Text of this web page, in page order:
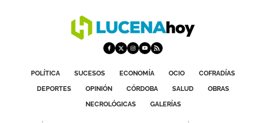
POLÍTICA SUCESOS ECONOMÍA OCIO
COFRADÍAS
DEPORTES
OPINIÓN CÓRDOBA SALUD
OBRAS
NECROLÓGICAS
GALERÍAS